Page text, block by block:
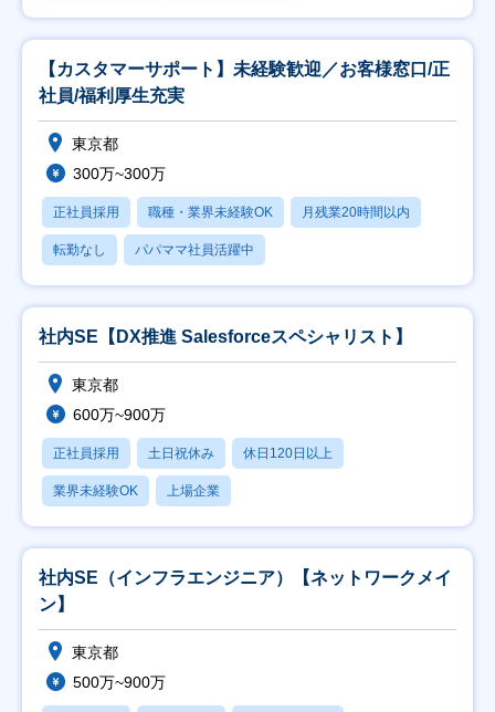
【カスタマーサポート】未経験歓迎／お客様窓口/正
社員/福利厚生充実
東京都
300万~300万
正社員採用 職種・業界未経験OK 月残業20時間以内
転勤なし パパママ社員活躍中
社内SE【DX推進 Salesforceスペシャリスト】
東京都
600万~900万
正社員採用 土日祝休み 休日120日以上
業界未経験OK 上場企業
社内SE（インフラエンジニア）【ネットワークメイ
ン】
東京都
500万~900万